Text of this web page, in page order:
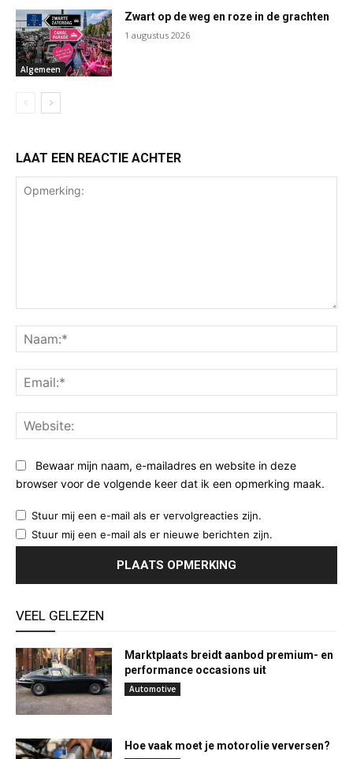
Algemeen
Zwart op de weg en roze in de grachten
1 augustus 2026
LAAT EEN REACTIE ACHTER
Bewaar mijn naam, e-mailadres en website in deze
browser voor de volgende keer dat ik een opmerking maak.
Stuur mij een e-mail als er vervolgreacties zijn.
Stuur mij een e-mail als er nieuwe berichten zijn.
VEEL GELEZEN
Marktplaats breidt aanbod premium- en
performance occasions uit
Automotive
Hoe vaak moet je motorolie verversen?